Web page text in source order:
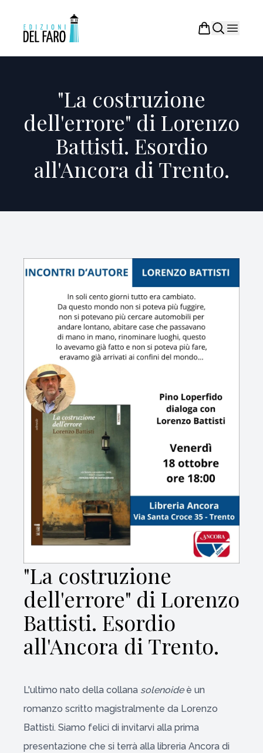
"La costruzione
dell'errore" di Lorenzo
Battisti. Esordio
all'Ancora di Trento.
"La costruzione
dell'errore" di Lorenzo
Battisti. Esordio
all'Ancora di Trento.
L'ultimo nato della collana solenoideè un
romanzo scritto magistralmente da Lorenzo
Battisti. Siamo felici di invitarvi alla prima
presentazione che si terrà alla libreria Ancora di